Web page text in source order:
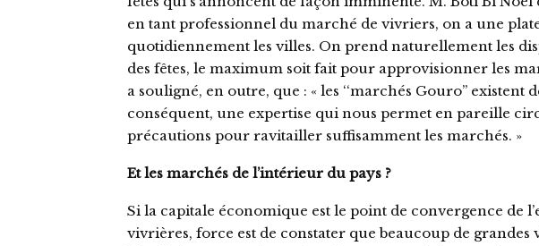
en tant professionnel du marché de vivriers, on a une
quotidiennement les villes. On prend naturellement les
des fêtes, le maximum soit fait pour approvisionner les
a souligné, en outre, que : « les ‘‘marchés Gouro’’
conséquent, une expertise qui nous permet en pareille
précautions pour ravitailler suffisamment les marchés. »
Et les marchés de l’intérieur du pays ?
Si la capitale économique est le point de convergence de
vivrières, force est de constater que beaucoup de grandes